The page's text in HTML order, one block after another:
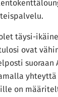
täysi-
ovat
suoraan
yhteyttä
on